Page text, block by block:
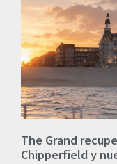
The Grand
Chipperfield y